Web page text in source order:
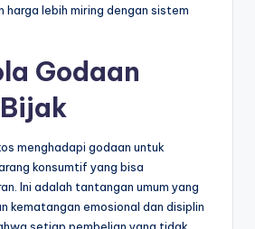
harga lebih miring dengan sistem
Godaan
menghadapi godaan untuk
konsumtif yang bisa
Ini adalah tantangan umum yang
kematangan emosional dan disiplin
setiap pembelian yang tidak